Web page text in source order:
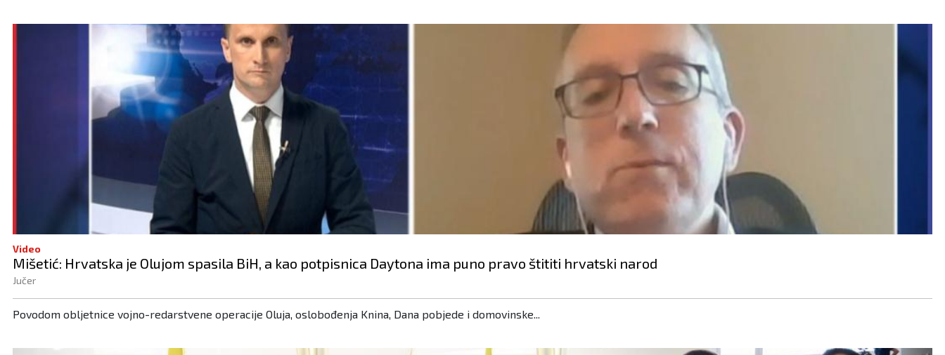
Video
Mišetić: Hrvatska je Olujom spasila BiH, a kao potpisnica Daytona ima puno pravo štititi hrvatski narod
Jučer
Povodom obljetnice vojno-redarstvene operacije Oluja, oslobođenja Knina, Dana pobjede i domovinske...